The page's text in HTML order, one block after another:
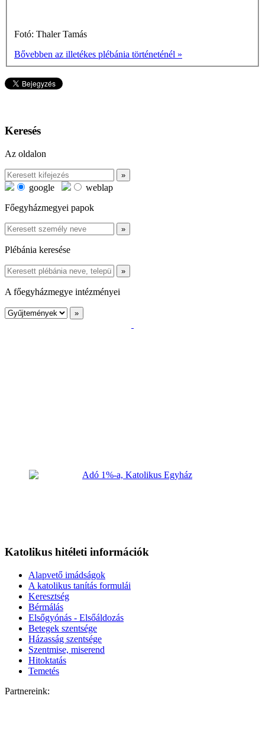
Fotó: Thaler Tamás
Bővebben az illetékes plébánia történeténél »
Keresés
Az oldalon
google
weblap
Főegyházmegyei papok
Plébánia keresése
A főegyházmegye intézményei
Katolikus hitéleti információk
Alapvető imádságok
A katolikus tanítás formulái
Keresztség
Bérmálás
Elsőgyónás - Elsőáldozás
Betegek szentsége
Házasság szentsége
Szentmise, miserend
Hitoktatás
Temetés
Partnereink: